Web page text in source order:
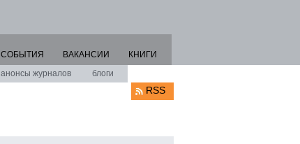
анонсы журналов блоги
СОБЫТИЯ ВАКАНСИИ КНИГИ
RSS